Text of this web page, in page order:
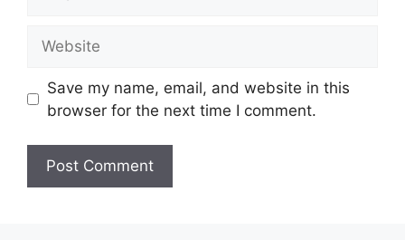
Save my name, email, and website in this
browser for the next time I comment.